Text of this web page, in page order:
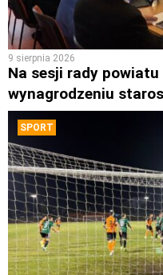
9 sierpnia 2026
Na sesji rady
wynagrodzeniu
SPORT